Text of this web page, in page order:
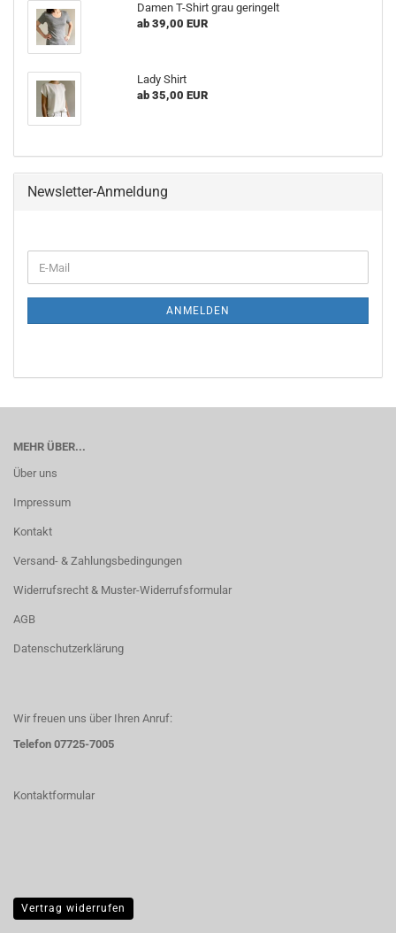
Damen T-​Shirt grau ge­rin­gelt
ab 39,00 EUR
Lady Shirt
ab 35,00 EUR
Newsletter-Anmeldung
ZUR
E-
Mail
ANMELDEN
MEHR ÜBER...
Über uns
Impressum
Kontakt
Versand- & Zahlungsbedingungen
Widerrufsrecht & Muster-Widerrufsformular
AGB
Datenschutzerklärung
Wir freuen uns über Ihren Anruf:
Telefon 07725-7005
Kontaktformular
Vertrag widerrufen